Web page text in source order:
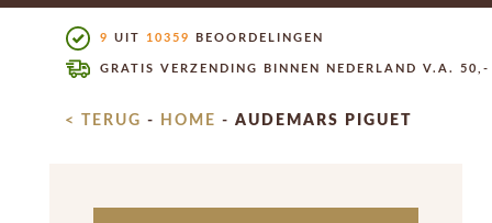
9 UIT 10359 BEOORDELINGEN
GRATIS VERZENDING BINNEN NEDERLAND V.A. 50,-
< TERUG - HOME - AUDEMARS PIGUET